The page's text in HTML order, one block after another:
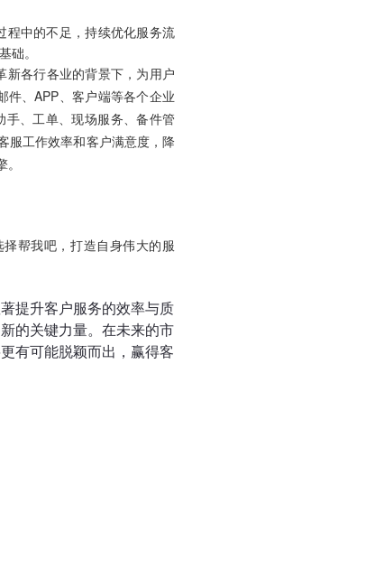
程中的不足，持续优化服务流
。
新各行各业的背景下，为用户
件、APP、客户端等各个企业
、工单、现场服务、备件管
服工作效率和客户满意度，降
帮我吧，打造自身伟大的服
提升客户服务的效率与质
的关键力量。在未来的市
有可能脱颖而出，赢得客